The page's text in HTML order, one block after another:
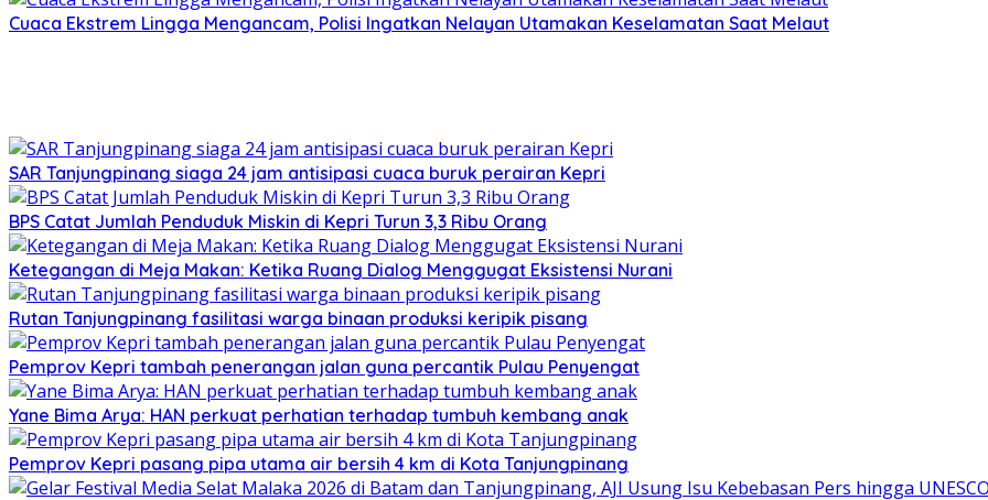
Cuaca Ekstrem Lingga Mengancam, Polisi Ingatkan Nelayan Utamakan Keselamatan Saat Melaut
SAR Tanjungpinang siaga 24 jam antisipasi cuaca buruk perairan Kepri
BPS Catat Jumlah Penduduk Miskin di Kepri Turun 3,3 Ribu Orang
Ketegangan di Meja Makan: Ketika Ruang Dialog Menggugat Eksistensi Nurani
Rutan Tanjungpinang fasilitasi warga binaan produksi keripik pisang
Pemprov Kepri tambah penerangan jalan guna percantik Pulau Penyengat
Yane Bima Arya: HAN perkuat perhatian terhadap tumbuh kembang anak
Pemprov Kepri pasang pipa utama air bersih 4 km di Kota Tanjungpinang